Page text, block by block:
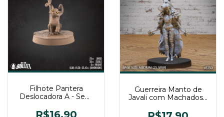
Filhote Pantera
Deslocadora A - Sem
Médio Para Rpg de
R$16,90
Guerreira Manto de
Javali com Machados -
3D Média Para RPG